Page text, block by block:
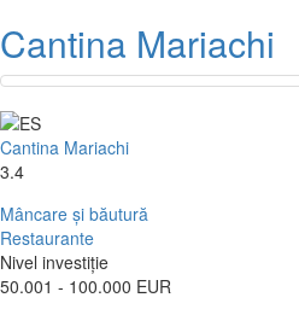
Cantina Mariachi
Cantina Mariachi
3.4
Mâncare și băutură
Restaurante
Nivel investiție
50.001 - 100.000 EUR